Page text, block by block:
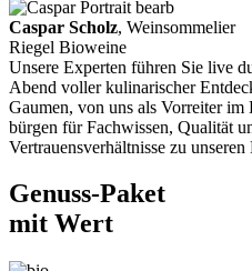
Caspar Scholz, Weinsommelier
Riegel Bioweine
Unsere Experten führen Sie live
Abend voller kulinarischer
Gaumen, von uns als Vorreiter
bürgen für Fachwissen, Qualität
Vertrauensverhältnisse zu
Genuss-Paket
mit Wert